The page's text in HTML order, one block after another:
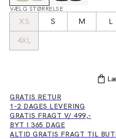
VÆLG STØRRELSE
XS S M L
4XL
GRATIS RETUR
1-2 DAGES LEVERING
GRATIS FRAGT V/ 499,-
BYT I 365 DAGE
ALTID GRATIS FRAGT TIL